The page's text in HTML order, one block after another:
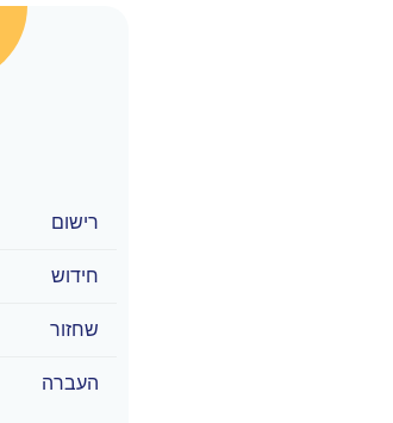
רישום
חידוש
שחזור
העברה